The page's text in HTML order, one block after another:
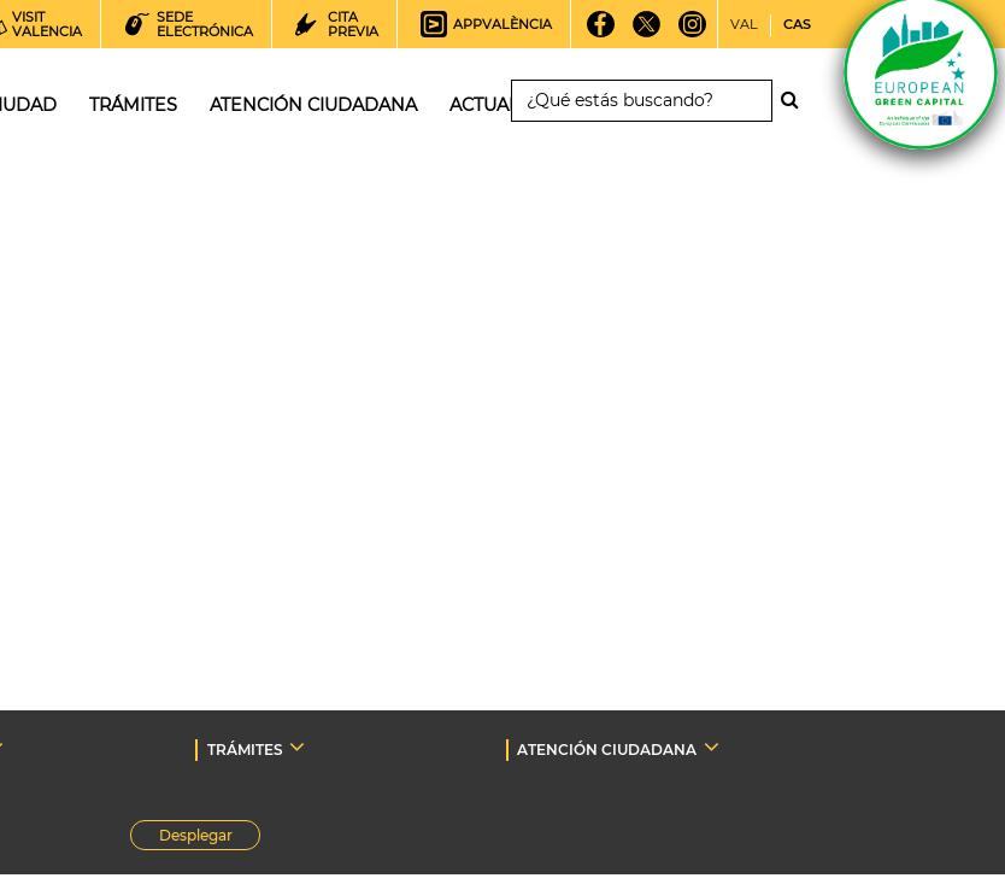
VISIT
VALENCIA
SEDE
ELECTRÓNICA
CITA
PREVIA
APPVALÈNCIA VAL CAS
TRÁMITES ATENCIÓN CIUDADANA ACTUALIDAD
TRÁMITES
ATENCIÓN CIUDADANA
Desplegar